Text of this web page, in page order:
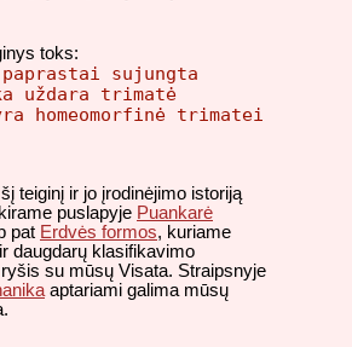
toks:
sujungta
uždara trimatė
homeomorfinė trimatei
teiginį ir jo įrodinėjimo istoriją
puslapyje Puankarė
pat Erdvės formos, kuriame
daugdarų klasifikavimo
su mūsų Visata. Straipsnyje
aptariami galima mūsų